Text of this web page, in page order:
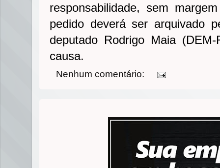
responsabilidade, sem
pedido deverá ser arquivado
deputado Rodrigo Maia
causa.
Nenhum comentário: